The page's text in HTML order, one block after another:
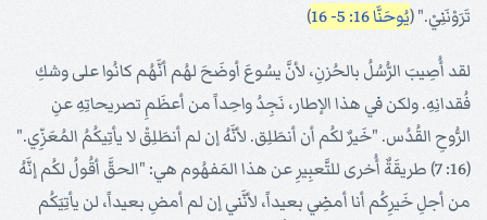
تَرَوْنَنِيْ." (يُوحَنَّا 16: 5- 16 )
لقد أُصِيبَ الرُّسُلُ بالحُزنِ، لأنَّ يسُوعَ أوضَحَ لهُم أنَّهُم كانُوا على وشكِ
فُقدانِهِ. ولكن في هذا الإطار، نَجِدُ واحِداً من أعظَمِ تصريحاتِهِ عنِ
الرُّوحِ القُدُس. "خَيرٌ لكُم أن أنطَلِق. لأنَّهُ إن لم أنطَلِقْ لا يأتِيكُمُ المُعَزِّي."
(16: 7) طريقَةٌ أُخرى للتَّعبِيرِ عن هذا المَفهُوم هي: "الحقَّ أقُولُ لكُم إنَّهُ
من أجلِ خَيرِكُم أنا أمضِي بعيداً، لأنَّني إن لم أمضِ بعيداً، لن يأتِيَكُم